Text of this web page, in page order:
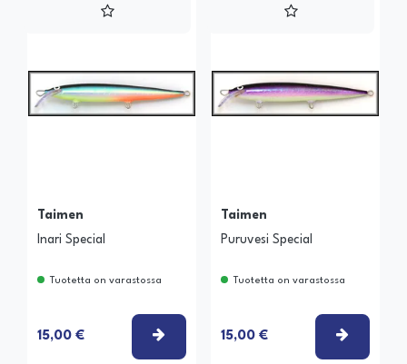
Taimen
Inari Special
Tuotetta on varastossa
15,00 € VALITSE VAIHTOEHTO
Taimen
Puruvesi Special
Tuotetta on varastossa
15,00 €